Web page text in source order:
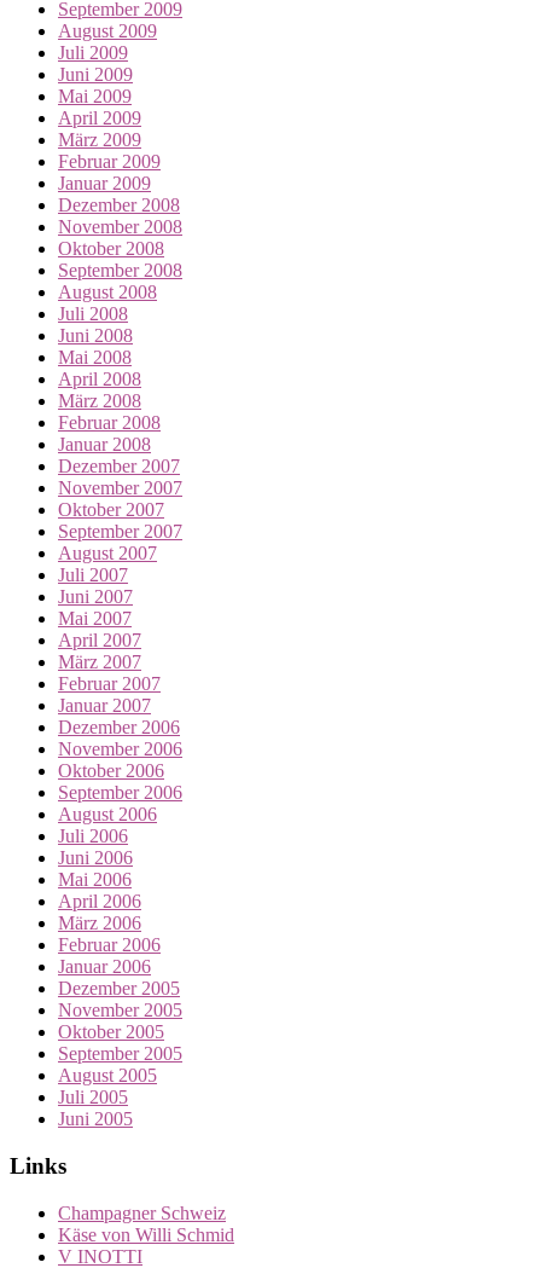
September 2009
August 2009
Juli 2009
Juni 2009
Mai 2009
April 2009
März 2009
Februar 2009
Januar 2009
Dezember 2008
November 2008
Oktober 2008
September 2008
August 2008
Juli 2008
Juni 2008
Mai 2008
April 2008
März 2008
Februar 2008
Januar 2008
Dezember 2007
November 2007
Oktober 2007
September 2007
August 2007
Juli 2007
Juni 2007
Mai 2007
April 2007
März 2007
Februar 2007
Januar 2007
Dezember 2006
November 2006
Oktober 2006
September 2006
August 2006
Juli 2006
Juni 2006
Mai 2006
April 2006
März 2006
Februar 2006
Januar 2006
Dezember 2005
November 2005
Oktober 2005
September 2005
August 2005
Juli 2005
Juni 2005
Links
Champagner Schweiz
Käse von Willi Schmid
V INOTTI